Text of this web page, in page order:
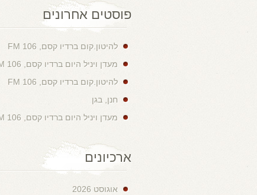
פוסטים אחרונים
להיטון.קום ברדיו קסם, 106 FM
מעדן ויניל היום ברדיו קסם, 106 FM
להיטון.קום ברדיו קסם, 106 FM
חנן, בגן
מעדן ויניל היום ברדיו קסם, 106 FM
ארכיונים
אוגוסט 2026